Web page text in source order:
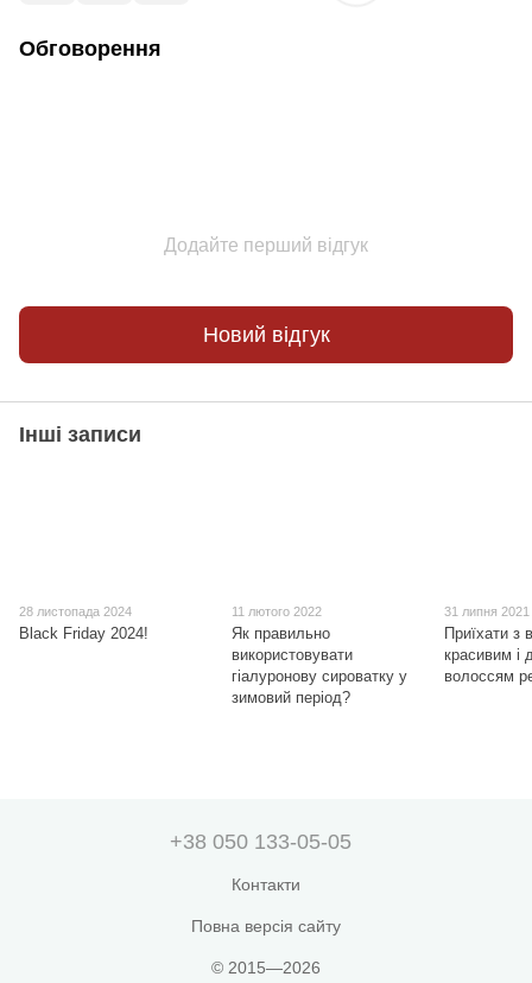
Обговорення
Додайте перший відгук
Новий відгук
Інші записи
28 листопада 2024
Black Friday 2024!
11 лютого 2022
Як правильно
використовувати
гіалуронову сироватку у
зимовий період?
31 липня 2021
Приїхати з
красивим і
волоссям
+38 050 133-05-05
Контакти
Повна версія сайту
© 2015—2026